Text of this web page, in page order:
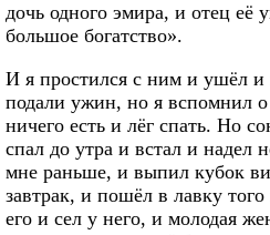
дочь одного эмира, и отец её
большое богатство».
И я простился с ним и ушёл
подали ужин, но я вспомнил
ничего есть и лёг спать. Но
спал до утра и встал и надел
мне раньше, и выпил кубок
завтрак, и пошёл в лавку
его и сел у него, и молодая